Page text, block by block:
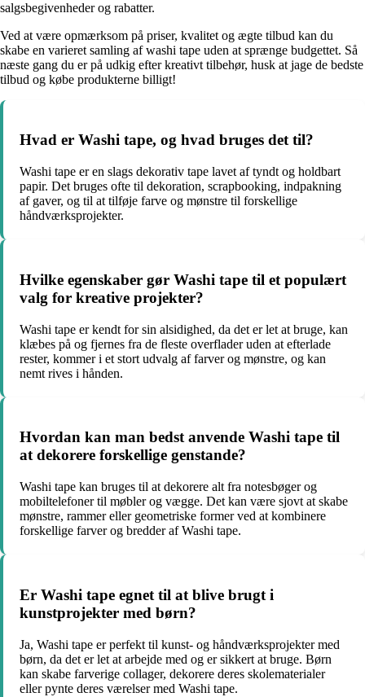
salgsbegivenheder og rabatter.
Ved at være opmærksom på priser, kvalitet og ægte tilbud kan du
skabe en varieret samling af washi tape uden at sprænge budgettet. Så
næste gang du er på udkig efter kreativt tilbehør, husk at jage de bedste
tilbud og købe produkterne billigt!
Hvad er Washi tape, og hvad bruges det til?
Washi tape er en slags dekorativ tape lavet af tyndt og holdbart
papir. Det bruges ofte til dekoration, scrapbooking, indpakning
af gaver, og til at tilføje farve og mønstre til forskellige
håndværksprojekter.
Hvilke egenskaber gør Washi tape til et populært
valg for kreative projekter?
Washi tape er kendt for sin alsidighed, da det er let at bruge, kan
klæbes på og fjernes fra de fleste overflader uden at efterlade
rester, kommer i et stort udvalg af farver og mønstre, og kan
nemt rives i hånden.
Hvordan kan man bedst anvende Washi tape til
at dekorere forskellige genstande?
Washi tape kan bruges til at dekorere alt fra notesbøger og
mobiltelefoner til møbler og vægge. Det kan være sjovt at skabe
mønstre, rammer eller geometriske former ved at kombinere
forskellige farver og bredder af Washi tape.
Er Washi tape egnet til at blive brugt i
kunstprojekter med børn?
Ja, Washi tape er perfekt til kunst- og håndværksprojekter med
børn, da det er let at arbejde med og er sikkert at bruge. Børn
kan skabe farverige collager, dekorere deres skolematerialer
eller pynte deres værelser med Washi tape.